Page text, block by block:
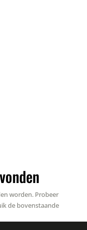
worden. Probeer
de bovenstaande